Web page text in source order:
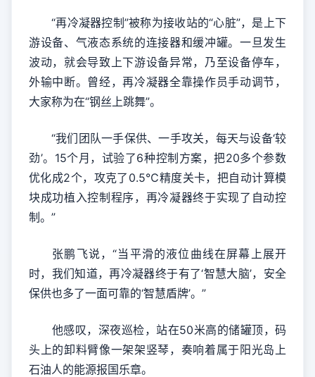
“再冷凝器控制”被称为接收站的“心脏”，是上下
游设备、气液态系统的连接器和缓冲罐。一旦发生
波动，就会导致上下游设备异常，乃至设备停车，
外输中断。曾经，再冷凝器全靠操作员手动调节，
大家称为在“钢丝上跳舞”。
“我们团队一手保供、一手攻关，每天与设备‘较
劲’。15个月，试验了6种控制方案，把20多个参数
优化成2个，攻克了0.5℃精度关卡，把自动计算模
块成功植入控制程序，再冷凝器终于实现了自动控
制。”
张鹏飞说，“当平滑的液位曲线在屏幕上展开
时，我们知道，再冷凝器终于有了‘智慧大脑’，安全
保供也多了一面可靠的‘智慧盾牌’。”
他感叹，深夜巡检，站在50米高的储罐顶，码
头上的卸料臂像一架架竖琴，奏响着属于阳光岛上
石油人的能源报国乐章。